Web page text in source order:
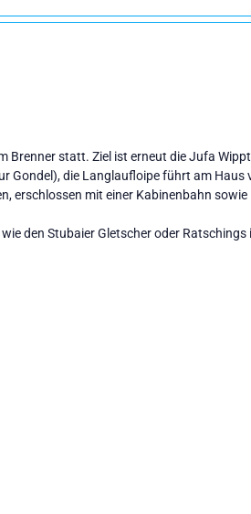
Brenner statt. Ziel ist erneut die Jufa
Gondel), die Langlaufloipe führt am Haus
erschlossen mit einer Kabinenbahn sowie
den Stubaier Gletscher oder Ratschings